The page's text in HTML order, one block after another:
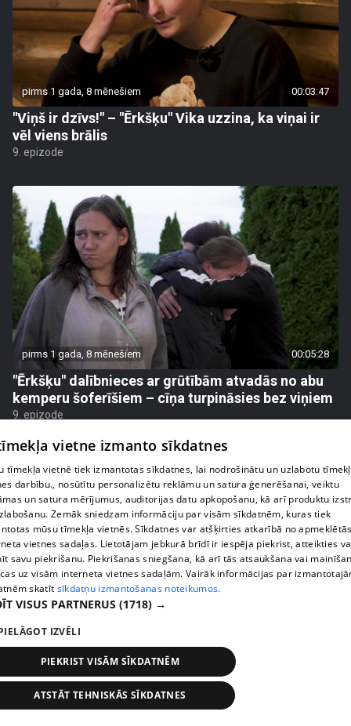
pirms 1 gada, 8 mēnešiem 00:03:47
"Viņš ir dzīvs!" – "Ērkšķu" Vika uzzina, ka viņai ir
vēl viens brālis
9. epizode
pirms 1 gada, 8 mēnešiem 00:05:28
"Ērkšķu" dalībnieces ar grūtībām atvadās no abu
kemperu šoferīšiem – cīņa turpināsies bez viņiem
9. epizode
"Ērkšķu" Diāna no ekstrasenses uzzina skaudras
ziņas par sava septītā bērna likteni
9. epizode
vietne izmanto sīkdatnes
tīmekļa vietnē tiek izmantotas sīkdatnes, lai nodrošinātu un uzlabotu
darbību., nosūtītu personalizētu reklāmu un satura ģenerēšanai, veiktu
un satura mērījumus, auditorijas datu apkopošanu, kā arī produktu
Zemāk sniedzam informāciju par visām sīkdatnēm, kuras tiek
mūsu tīmekļa vietnēs. Sīkdatnes var atšķirties atkarībā no
vietnes sadaļas. Lietotājam jebkurā brīdī ir iespēja piekrist, atteikties
savu piekrišanu. Piekrišanas sniegšana, kā arī tās atsaukšana vai
uz visām interneta vietnes sadaļām. Vairāk informācijas par
skatīt sīkdatņu izmantošanas noteikumos.
VISUS PARTNERUS (1718) →
IZVĒLI
PIEKRIST VISĀM SĪKDATNĒM
ATSTĀT TEHNISKĀS SĪKDATNES